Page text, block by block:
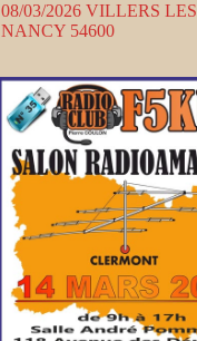
08/03/2026 VILLERS LES
NANCY 54600